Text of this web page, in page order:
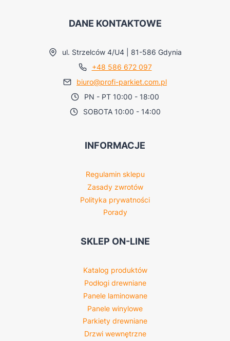
DANE KONTAKTOWE
ul. Strzelców 4/U4 | 81-586 Gdynia
+48 586 672 097
biuro@profi-parkiet.com.pl
PN - PT 10:00 - 18:00
SOBOTA 10:00 - 14:00
INFORMACJE
Regulamin sklepu
Zasady zwrotów
Polityka prywatności
Porady
SKLEP ON-LINE
Katalog produktów
Podłogi drewniane
Panele laminowane
Panele winylowe
Parkiety drewniane
Drzwi wewnętrzne